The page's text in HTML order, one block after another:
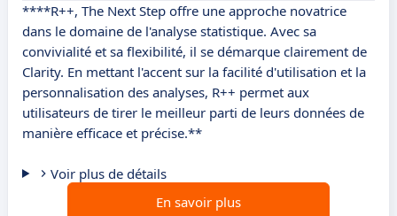
****R++, The Next Step offre une approche novatrice
dans le domaine de l'analyse statistique. Avec sa
convivialité et sa flexibilité, il se démarque clairement de
Clarity. En mettant l'accent sur la facilité d'utilisation et la
personnalisation des analyses, R++ permet aux
utilisateurs de tirer le meilleur parti de leurs données de
manière efficace et précise.**
Voir plus de détails
En savoir plus